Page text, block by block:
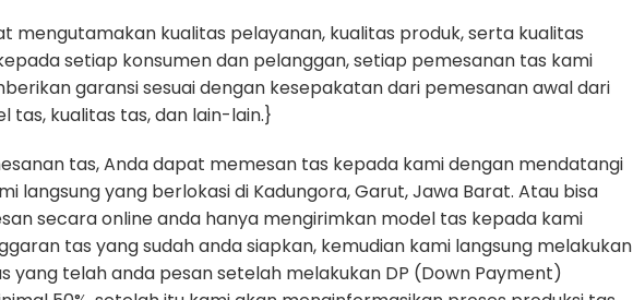
mengutamakan kualitas pelayanan, kualitas produk, serta kualitas
setiap konsumen dan pelanggan, setiap pemesanan tas kami
garansi sesuai dengan kesepakatan dari pemesanan awal dari
tas, kualitas tas, dan lain-lain.}
tas, Anda dapat memesan tas kepada kami dengan mendatangi
langsung yang berlokasi di Kadungora, Garut, Jawa Barat. Atau bisa
secara online anda hanya mengirimkan model tas kepada kami
tas yang sudah anda siapkan, kemudian kami langsung melakukan
yang telah anda pesan setelah melakukan DP (Down Payment)